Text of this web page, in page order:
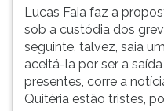
Lucas Faia faz a
sob a custódia dos
seguinte, talvez, saia
aceitá-la por ser a
presentes, corre a
Quitéria estão tristes,